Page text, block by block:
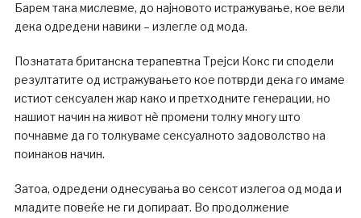
Барем така мислевме, до најновото истражување, кое вели
дека одредени навики – излегле од мода.
Познатата британска терапевтка Трејси Кокс ги сподели
резултатите од истражувањето кое потврди дека го имаме
истиот сексуален жар како и претходните генерации, но
нашиот начин на живот нè промени толку многу што
почнавме да го толкуваме сексуалното задоволство на
поинаков начин.
Затоа, одредени однесувања во сексот излегоа од мода и
младите повеќе не ги допираат. Во продолжение